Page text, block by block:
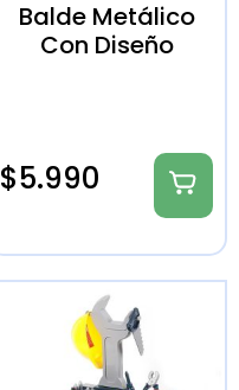
Balde Metálico
Con Diseño
$5.990